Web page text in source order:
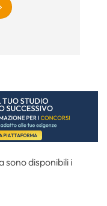
sono disponibili i